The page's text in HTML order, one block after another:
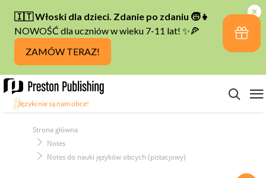
Strona główna
Notes
Notes do nauki języków obcych (pistacjowy)